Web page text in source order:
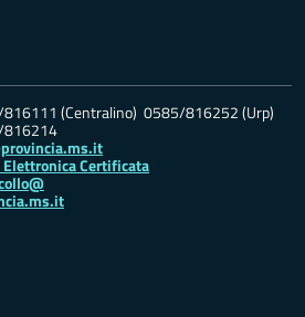
(Centralino) 0585/816252 (Urp)
Elettronica Certificata